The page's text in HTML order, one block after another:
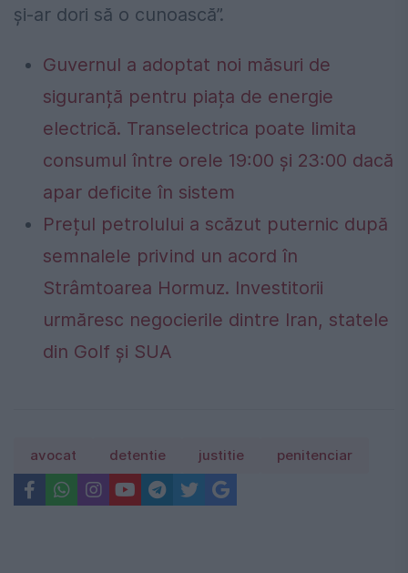
și-ar dori să o cunoască”.
Guvernul a adoptat noi măsuri de
siguranță pentru piața de energie
electrică. Transelectrica poate limita
consumul între orele 19:00 și 23:00 dacă
apar deficite în sistem
Prețul petrolului a scăzut puternic după
semnalele privind un acord în
Strâmtoarea Hormuz. Investitorii
urmăresc negocierile dintre Iran, statele
din Golf și SUA
avocat detentie justitie penitenciar